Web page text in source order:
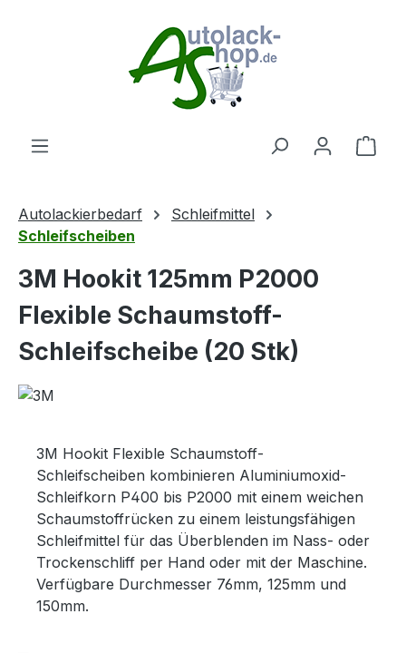
Autolackierbedarf
Schleifmittel
Schleifscheiben
3M Hookit 125mm P2000
Flexible Schaumstoff-
Schleifscheibe (20 Stk)
3M Hookit Flexible Schaumstoff-
Schleifscheiben kombinieren Aluminiumoxid-
Schleifkorn P400 bis P2000 mit einem weichen
Schaumstoffrücken zu einem leistungsfähigen
Schleifmittel für das Überblenden im Nass- oder
Trockenschliff per Hand oder mit der Maschine.
Verfügbare Durchmesser 76mm, 125mm und
150mm.